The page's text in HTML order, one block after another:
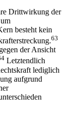
Drittwirkung der
besteht kein
63
der Ansicht
Letztendlich
lediglich
aufgrund